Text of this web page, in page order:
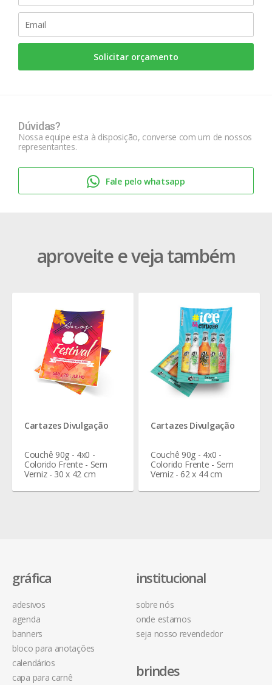
Solicitar orçamento
Dúvidas?
Nossa equipe esta à disposição, converse com um de nossos
representantes.
Fale pelo whatsapp
aproveite e veja também
Cartazes Divulgação
Couchê 90g - 4x0 -
Colorido Frente - Sem
Verniz - 30 x 42 cm
Cartazes Divulgação
Couchê 90g - 4x0 -
Colorido Frente - Sem
Verniz - 62 x 44 cm
institucional
sobre nós
onde estamos
seja nosso revendedor
gráfica
adesivos
agenda
banners
bloco para anotações
calendários
capa para carnê
brindes